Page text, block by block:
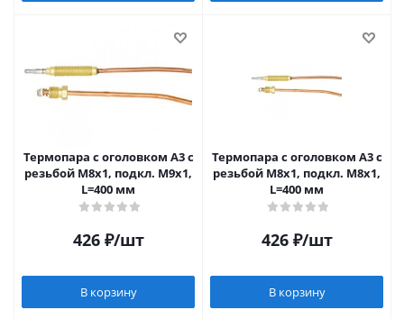
Термопара c оголовком А3 с
резьбой М8х1, подкл. М9х1,
L=400 мм
426₽/шт
В корзину
Термопара c оголовком А3 с
резьбой М8х1, подкл. М8х1,
L=400 мм
426₽/шт
В корзину